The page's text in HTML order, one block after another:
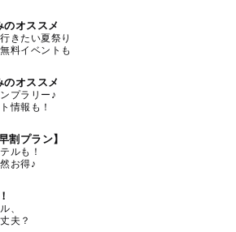
のオススメ
きたい夏祭り
料イベントも
のオススメ
プラリー♪
情報も！
割プラン】
ルも！
お得♪
、
夫？